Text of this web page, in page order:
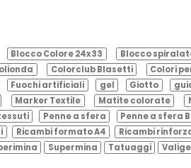
Blocco Colore 24x33 Blocco
Colorclub Blasetti Colori
Fuochi artificiali gel Giotto
Marker Textile Matite colorate
Penne a sfera Penne a sfera
Ricambi formato A4 Ricambi
Supermina Tatuaggi